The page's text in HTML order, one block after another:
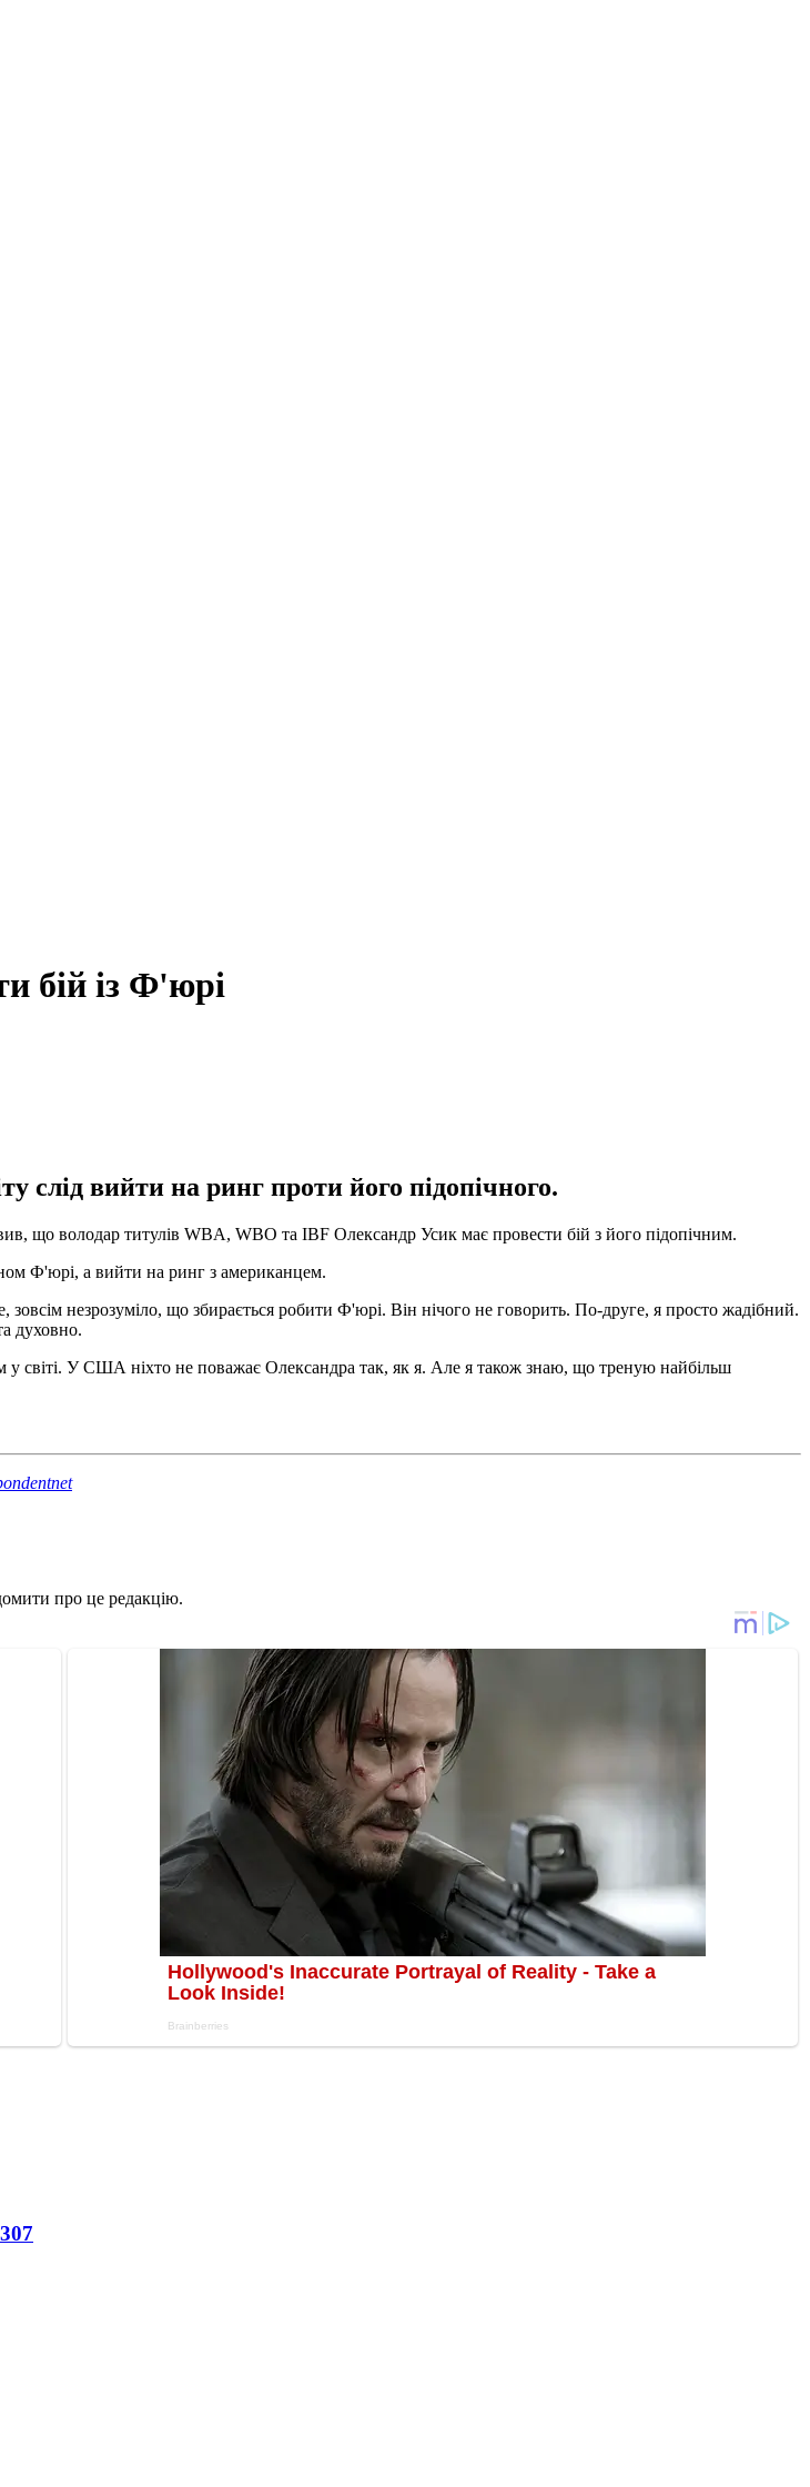
бій із Ф'юрі
слід вийти на ринг проти його підопічного.
що володар титулів WBA, WBO та IBF Олександр Усик має провести бій з його підопічним.
Ф'юрі, а вийти на ринг з американцем.
незрозуміло, що збирається робити Ф'юрі. Він нічого не говорить. По-друге, я просто жадібний.
духовно.
у світі. У США ніхто не поважає Олександра так, як я. Але я також знаю, що треную найбільш
про це редакцію.